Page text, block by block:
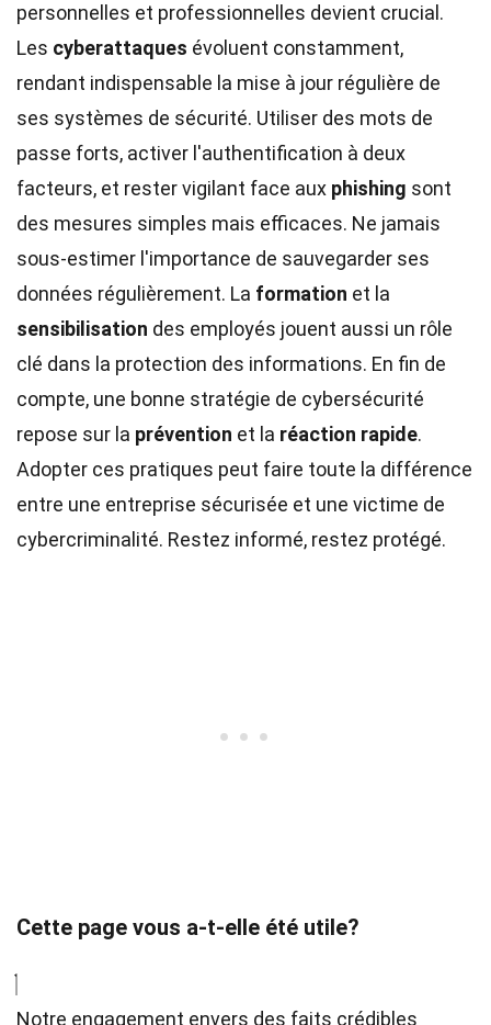
personnelles et professionnelles devient crucial.
Les cyberattaques évoluent constamment,
rendant indispensable la mise à jour régulière de
ses systèmes de sécurité. Utiliser des mots de
passe forts, activer l'authentification à deux
facteurs, et rester vigilant face aux phishing sont
des mesures simples mais efficaces. Ne jamais
sous-estimer l'importance de sauvegarder ses
données régulièrement. La formation et la
sensibilisation des employés jouent aussi un rôle
clé dans la protection des informations. En fin de
compte, une bonne stratégie de cybersécurité
repose sur la prévention et la réaction rapide.
Adopter ces pratiques peut faire toute la différence
entre une entreprise sécurisée et une victime de
cybercriminalité. Restez informé, restez protégé.
Cette page vous a-t-elle été utile?
Notre engagement envers des faits crédibles